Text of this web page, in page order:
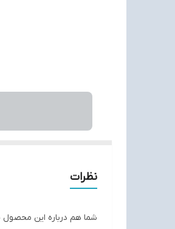
نظرات
شما هم درباره این محصول